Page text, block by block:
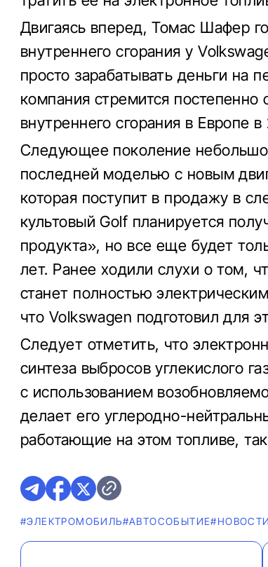
Двигаясь вперед, Томас Шафер
внутреннего сгорания у
просто зарабатывать деньги на
компания стремится постепенно
внутреннего сгорания в Европе
Следующее поколение
последней моделью с новым
которая поступит в продажу в
культовый Golf планируется
продукта», но все еще будет
лет. Ранее ходили слухи о том,
станет полностью
что Volkswagen подготовил для
Следует отметить, что
синтеза выбросов углекислого
с использованием
делает его углеродно-
работающие на этом топливе,
#ЭЛЕКТРОМОБИЛЬ#АВТОСОБЫТИЕ#НОВОСТИ